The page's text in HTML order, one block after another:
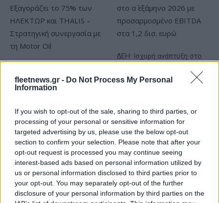
fleetnews.gr - Do Not Process My Personal
Information
If you wish to opt-out of the sale, sharing to third parties, or
processing of your personal or sensitive information for
targeted advertising by us, please use the below opt-out
section to confirm your selection. Please note that after your
opt-out request is processed you may continue seeing
interest-based ads based on personal information utilized by
us or personal information disclosed to third parties prior to
your opt-out. You may separately opt-out of the further
disclosure of your personal information by third parties on the
το 75% των ΗΛΕΚΤΩΡ και
THALIS – Στρατηγική
ΔΕΗ: Ισχυρή ανάπτυξη στο
προσαρμοσμένο EBITDA
στα 1,2 δισ. ευρώ
Η συμφωνία Arval-Athlon αναδιαμορφώνει την αγορά leasing